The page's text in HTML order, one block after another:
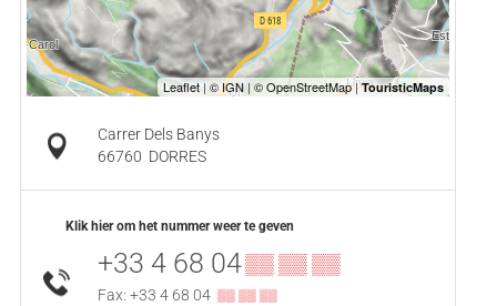
Carrer Dels Banys
66760 DORRES
Klik hier om het nummer weer te geven
+33 4 68 04▒▒ ▒▒ ▒▒
Fax: +33 4 68 04 ▒▒ ▒▒ ▒▒